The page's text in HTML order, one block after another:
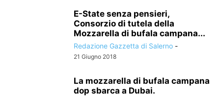
E-State senza pensieri,
Consorzio di tutela della
Mozzarella di bufala campana...
Redazione Gazzetta di Salerno -
21 Giugno 2018
La mozzarella di bufala campana
dop sbarca a Dubai.